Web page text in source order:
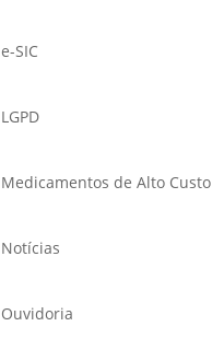
e-SIC
LGPD
Medicamentos de Alto Custo
Notícias
Ouvidoria